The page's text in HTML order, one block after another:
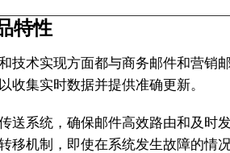
特性
技术实现方面都与商务邮件和营
收集实时数据并提供准确更新。
送系统，确保邮件高效路由和及时
移机制，即使在系统发生故障的